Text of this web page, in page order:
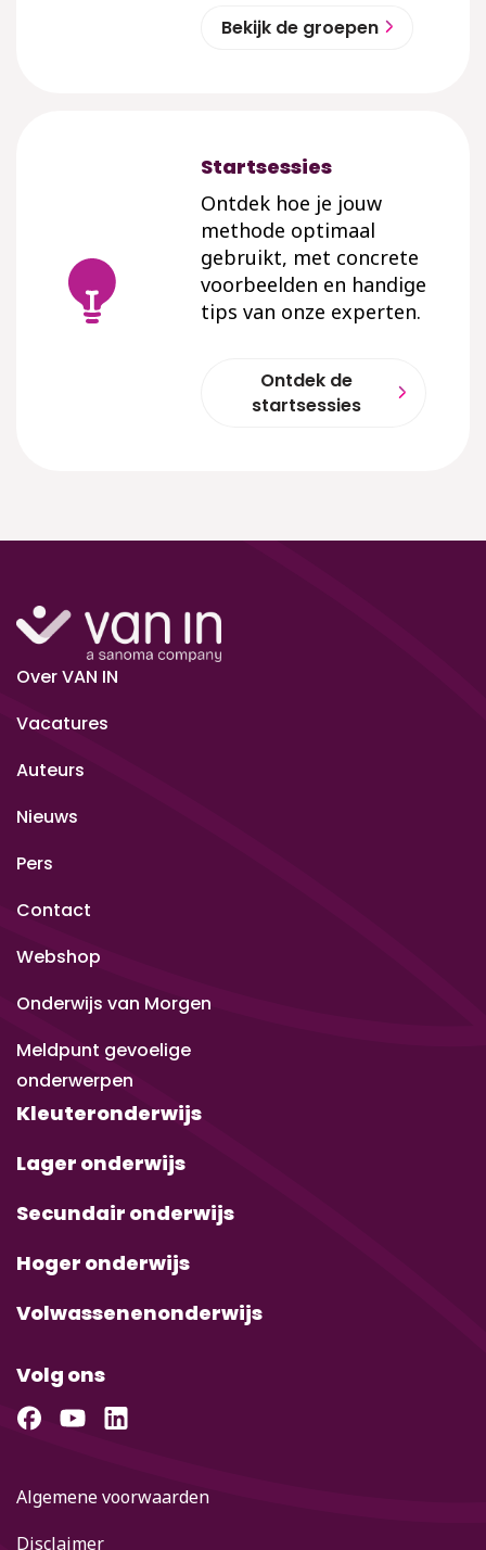
Bekijk de groepen
Startsessies
Ontdek hoe je jouw
methode optimaal
gebruikt, met concrete
voorbeelden en handige
tips van onze experten.
Ontdek de
startsessies
Over VAN IN
Vacatures
Auteurs
Nieuws
Pers
Contact
Webshop
Onderwijs van Morgen
Meldpunt gevoelige
onderwerpen
Kleuteronderwijs
Lager onderwijs
Secundair onderwijs
Hoger onderwijs
Volwassenenonderwijs
Volg ons
Algemene voorwaarden
Disclaimer